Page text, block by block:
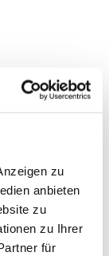
zu
anbieten
zu
zu Ihrer
für
weshalb
ist. Vor
auch aus
Spezialisten